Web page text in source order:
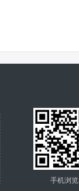
手机浏览